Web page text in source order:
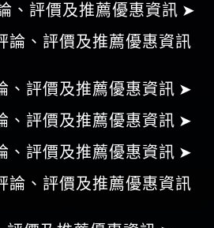
、評價及推薦優惠資訊 ➤
論、評價及推薦優惠資訊
、評價及推薦優惠資訊 ➤
、評價及推薦優惠資訊 ➤
、評價及推薦優惠資訊 ➤
論、評價及推薦優惠資訊